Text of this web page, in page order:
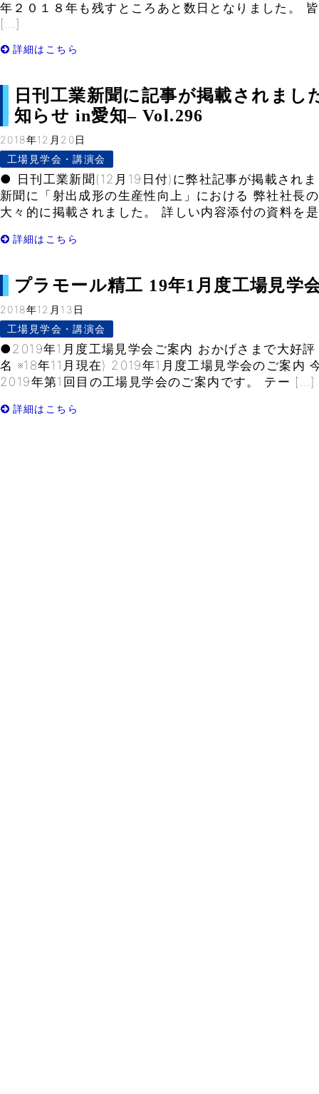
年２０１８年も残すところあと数日となりました。
[…]
詳細はこちら
日刊工業新聞に記事が掲載されまし
知らせ in愛知– Vol.296
2018年12月20日
工場見学会・講演会
● 日刊工業新聞(12月19日付)に弊社記事が掲載され
新聞に「射出成形の生産性向上」における 弊社社長
大々的に掲載されました。 詳しい内容添付の資料を
詳細はこちら
プラモール精工 19年1月度工場見学
2018年12月13日
工場見学会・講演会
●2019年1月度工場見学会ご案内 おかげさまで大好
名 ※18年11月現在) 2019年1月度工場見学会のご案内
2019年第1回目の工場見学会のご案内です。 テー […]
詳細はこちら